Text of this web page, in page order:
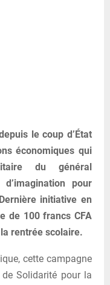
le coup d’État
économiques qui
du général
pour
initiative en
de 100 francs CFA
rentrée scolaire.
cette campagne
Solidarité pour la